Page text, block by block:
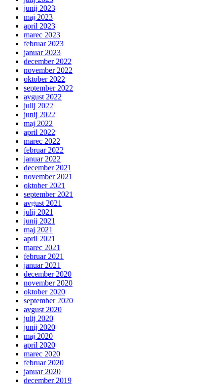
junij 2023
maj 2023
april 2023
marec 2023
februar 2023
januar 2023
december 2022
november 2022
oktober 2022
september 2022
avgust 2022
julij 2022
junij 2022
maj 2022
april 2022
marec 2022
februar 2022
januar 2022
december 2021
november 2021
oktober 2021
september 2021
avgust 2021
julij 2021
junij 2021
maj 2021
april 2021
marec 2021
februar 2021
januar 2021
december 2020
november 2020
oktober 2020
september 2020
avgust 2020
julij 2020
junij 2020
maj 2020
april 2020
marec 2020
februar 2020
januar 2020
december 2019